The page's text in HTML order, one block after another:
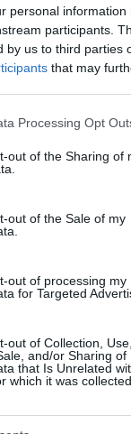
personal
participants.
by us to third parties
that may
this website/app uses
visit or usage
to Google and
below specified
Processing Opt
out of the Sharing of
out of the Sale of my
out of processing my
for Targeted
out of Collection, Use,
and/or Sharing of
that Is Unrelated
which it was collected.
στον χώρο του